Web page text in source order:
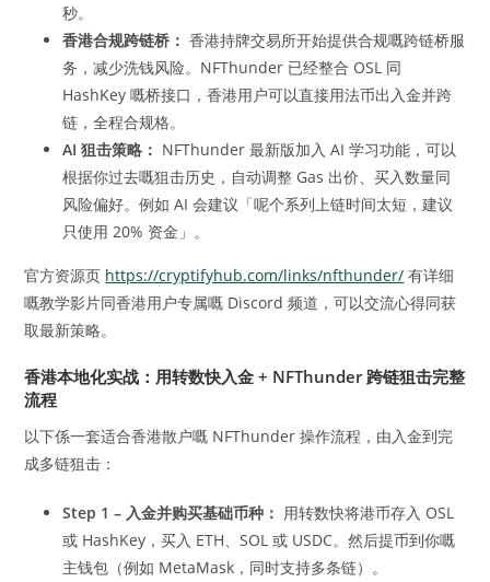
秒。
香港合规跨链桥： 香港持牌交易所开始提供合规嘅跨链桥服
务，减少洗钱风险。NFThunder 已经整合 OSL 同
HashKey 嘅桥接口，香港用户可以直接用法币出入金并跨
链，全程合规格。
AI 狙击策略： NFThunder 最新版加入 AI 学习功能，可以
根据你过去嘅狙击历史，自动调整 Gas 出价、买入数量同
风险偏好。例如 AI 会建议「呢个系列上链时间太短，建议
只使用 20% 资金」。
官方资源页 https://cryptifyhub.com/links/nfthunder/ 有详细
嘅教学影片同香港用户专属嘅 Discord 频道，可以交流心得同获
取最新策略。
香港本地化实战：用转数快入金 + NFThunder 跨链狙击完整
流程
以下係一套适合香港散户嘅 NFThunder 操作流程，由入金到完
成多链狙击：
Step 1 – 入金并购买基础币种： 用转数快将港币存入 OSL
或 HashKey，买入 ETH、SOL 或 USDC。然后提币到你嘅
主钱包（例如 MetaMask，同时支持多条链）。